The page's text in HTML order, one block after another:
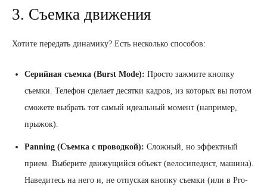
3. Съемка движения
Хотите передать динамику? Есть несколько способов:
Серийная съемка (Burst Mode): Просто зажмите кнопку
съемки. Телефон сделает десятки кадров, из которых вы потом
сможете выбрать тот самый идеальный момент (например,
прыжок).
Panning (Съемка с проводкой): Сложный, но эффектный
прием. Выберите движущийся объект (велосипедист, машина).
Наведитесь на него и, не отпуская кнопку съемки (или в Pro-